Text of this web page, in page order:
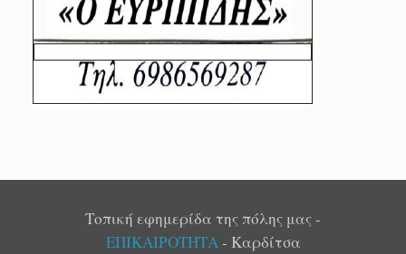
Τοπική εφημερίδα της πόλης μας -
ΕΠΙΚΑΙΡΟΤΗΤΑ- Καρδίτσα